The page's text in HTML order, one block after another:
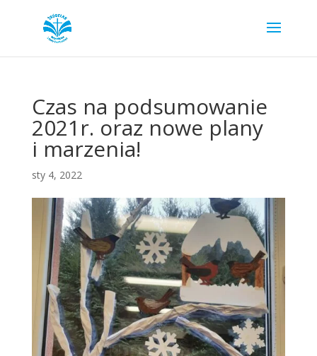
Czas na podsumowanie
2021r. oraz nowe plany
i marzenia!
sty 4, 2022